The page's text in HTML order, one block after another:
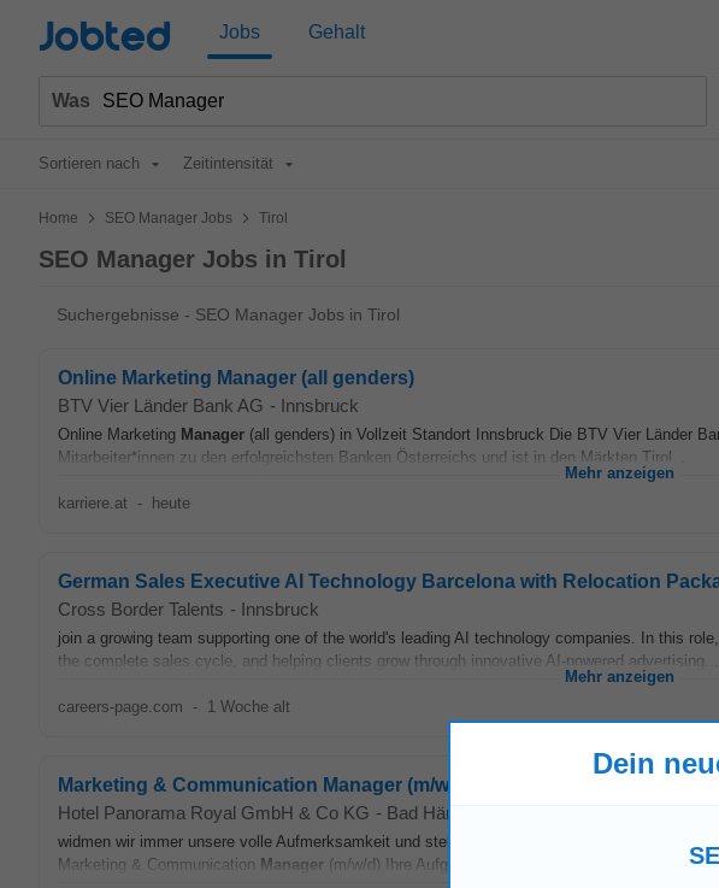
Jobted Jobs Gehalt
Was
Sortieren nach Zeitintensität
Home > SEO Manager Jobs > Tirol
SEO Manager Jobs in Tirol
Suchergebnisse - SEO Manager Jobs in Tirol
Online Marketing Manager (all genders)
BTV Vier Länder Bank AG - Innsbruck
Online Marketing Manager (all genders) in Vollzeit Standort Innsbruck Die BTV Vier Länder
Mitarbeiter*innen zu den erfolgreichsten Banken Österreichs und ist in den Märkten Tirol...
Mehr anzeigen
karriere.at - heute
German Sales Executive AI Technology Barcelona with Relocation
Cross Border Talents - Innsbruck
join a growing team supporting one of the world's leading AI technology companies. In this
the complete sales cycle, and helping clients grow through innovative AI-powered advertising...
Mehr anzeigen
careers-page.com - 1 Woche alt
Marketing & Communication Manager (m/w/d)
Hotel Panorama Royal GmbH & Co KG - Bad Häring
widmen wir immer unsere volle Aufmerksamkeit und stellen ihn in den Mittelpunkt. Planen
Marketing & Communication Manager (m/w/d) Ihre Aufgaben Strategische...
Dein